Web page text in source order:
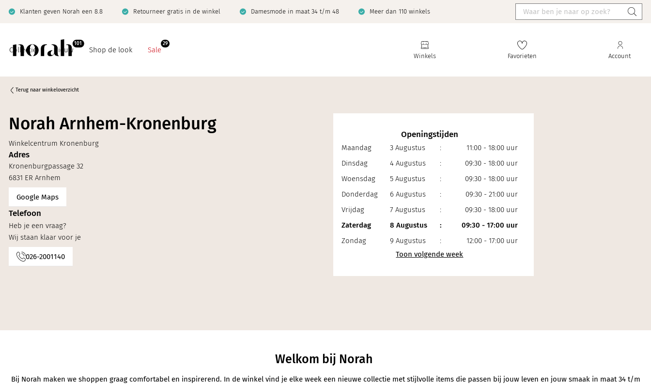
Klanten geven Norah een 8.8 Retourneer gratis in de winkel Damesmode in maat 34 t/m 48 Meer dan 110 winkels
Winkels Favorieten Account
Collectie Nieuw
101
Shop de look Sale
29
Basics
Co-ord sets
Terug naar winkeloverzicht
Norah Arnhem-Kronenburg
Winkelcentrum Kronenburg
Adres
Kronenburgpassage 32
6831 ER Arnhem
Google Maps
Telefoon
Heb je een vraag?
Wij staan klaar voor je
026-2001140
Openingstijden
Maandag 3 Augustus :
11:00 - 18:00 uur
Dinsdag
4 Augustus :
09:30 - 18:00 uur
Woensdag
5 Augustus :
09:30 - 18:00 uur
Donderdag
6 Augustus :
09:30 - 21:00 uur
Vrijdag
7 Augustus :
09:30 - 18:00 uur
Zaterdag
8 Augustus :
09:30 - 17:00 uur
Zondag
9 Augustus : 12:00 - 17:00 uur
Welkom bij Norah
Bij Norah maken we shoppen graag comfortabel en inspirerend. In de winkel vind je elke week een nieuwe collectie met stijlvolle items die passen bij jouw leven en jouw smaak in maat 34 t/m